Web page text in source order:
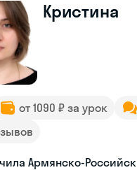
Кристина
от 1090 ₽ за урок
Армянско-